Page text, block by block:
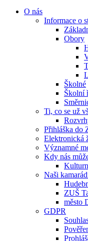
O nás
Informace o
Obory
Školné
Školní
Ti, co se už
Přihláška do
Elektronická
Významné
Kdy nás
Naši
ZUŠ
město
GDPR